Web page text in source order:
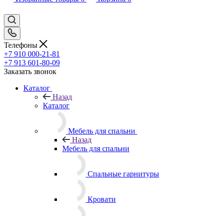
Телефоны
+7 910 000-21-81
+7 913 601-80-09
Заказать звонок
Каталог
Назад
Каталог
Мебель для спальни
Назад
Мебель для спальни
Спальные гарнитуры
Кровати